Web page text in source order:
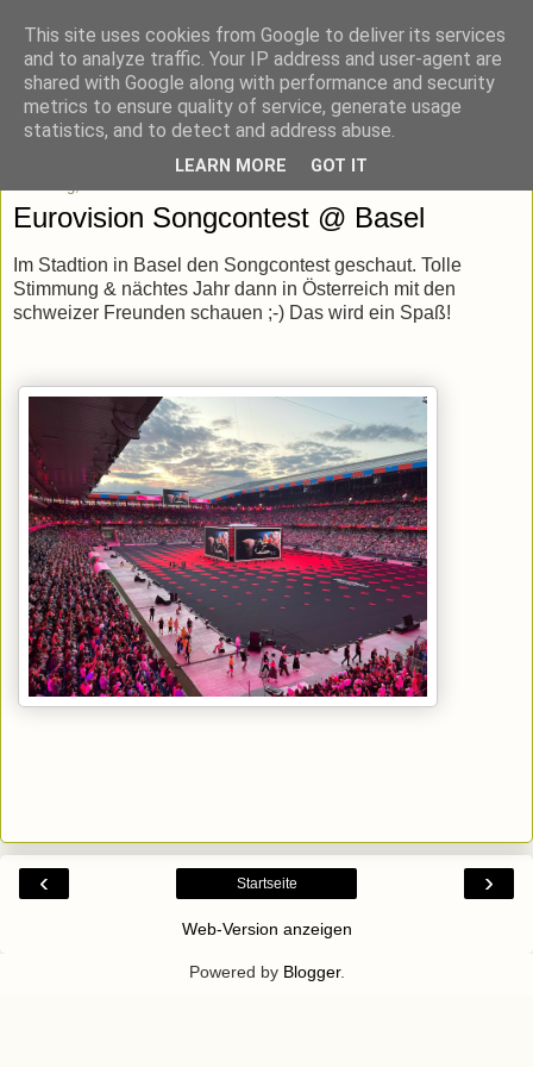
blick-punkt[e..]
Momentaufnahmen von unterwegs & daheim.
Eurovision Songcontest @ Basel
Im Stadtion in Basel den Songcontest geschaut. Tolle
Stimmung & nächtes Jahr dann in Österreich mit den
schweizer Freunden schauen ;-) Das wird ein Spaß!
‹ ›
Startseite
Web-Version anzeigen
Powered by Blogger.
This site uses cookies from Google to deliver its services
and to analyze traffic. Your IP address and user-agent are
shared with Google along with performance and security
metrics to ensure quality of service, generate usage
statistics, and to detect and address abuse.
LEARN MORE GOT IT